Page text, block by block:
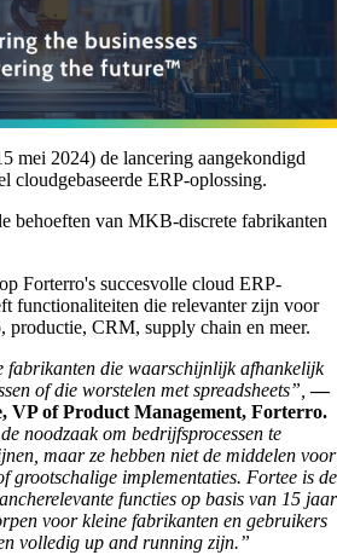
mei 2024) de lancering aangekondigd
cloudgebaseerde ERP-oplossing.
behoeften van MKB-discrete fabrikanten
Forterro's succesvolle cloud ERP-
functionaliteiten die relevanter zijn voor
productie, CRM, supply chain en meer.
fabrikanten die waarschijnlijk afhankelijk
of die worstelen met spreadsheets”, —
VP of Product Management, Forterro.
noodzaak om bedrijfsprocessen te
maar ze hebben niet de middelen voor
grootschalige implementaties. Fortee is de
functies op basis van 15 jaar
voor kleine fabrikanten en gebruikers
volledig up and running zijn.”